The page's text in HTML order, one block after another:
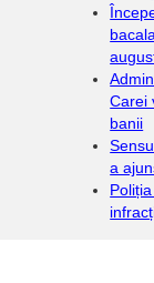
Carei
banii
a